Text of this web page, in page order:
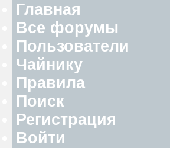
Главная
Все форумы
Пользователи
Чайнику
Правила
Поиск
Регистрация
Войти